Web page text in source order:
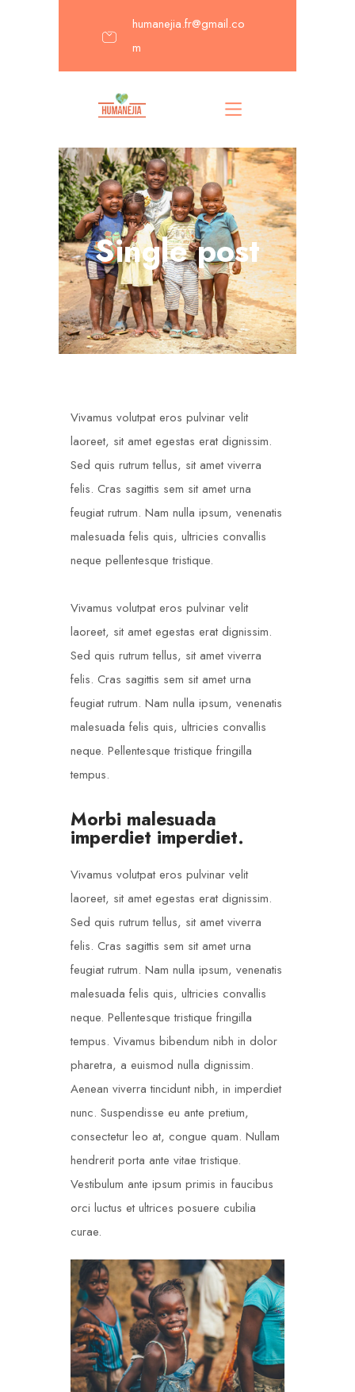
humanejia.fr@gmail.co
m
Single post
Vivamus volutpat eros pulvinar velit
laoreet, sit amet egestas erat dignissim.
Sed quis rutrum tellus, sit amet viverra
felis. Cras sagittis sem sit amet urna
feugiat rutrum. Nam nulla ipsum, venenatis
malesuada felis quis, ultricies convallis
neque pellentesque tristique.
Vivamus volutpat eros pulvinar velit
laoreet, sit amet egestas erat dignissim.
Sed quis rutrum tellus, sit amet viverra
felis. Cras sagittis sem sit amet urna
feugiat rutrum. Nam nulla ipsum, venenatis
malesuada felis quis, ultricies convallis
neque. Pellentesque tristique fringilla
tempus.
Morbi malesuada
imperdiet imperdiet.
Vivamus volutpat eros pulvinar velit
laoreet, sit amet egestas erat dignissim.
Sed quis rutrum tellus, sit amet viverra
felis. Cras sagittis sem sit amet urna
feugiat rutrum. Nam nulla ipsum, venenatis
malesuada felis quis, ultricies convallis
neque. Pellentesque tristique fringilla
tempus. Vivamus bibendum nibh in dolor
pharetra, a euismod nulla dignissim.
Aenean viverra tincidunt nibh, in imperdiet
nunc. Suspendisse eu ante pretium,
consectetur leo at, congue quam. Nullam
hendrerit porta ante vitae tristique.
Vestibulum ante ipsum primis in faucibus
orci luctus et ultrices posuere cubilia
curae.